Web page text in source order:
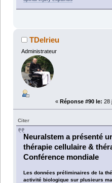
TDelrieu
Administrateur
« Réponse #90 le: 28
Citer
Neuralstem a présenté
thérapie cellulaire &
Conférence mondiale
Les données préliminaires de la
activité biologique sur plusieurs